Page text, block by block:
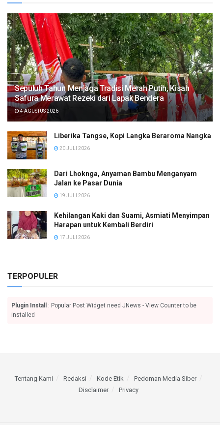
Sepuluh Tahun Menjaga Tradisi Merah Putih, Kisah
Safura Merawat Rezeki dari Lapak Bendera
4 AGUSTUS 2026
Liberika Tangse, Kopi Langka Beraroma Nangka
20 JULI 2026
Dari Lhoknga, Anyaman Bambu Menganyam
Jalan ke Pasar Dunia
19 JULI 2026
Kehilangan Kaki dan Suami, Asmiati Menyimpan
Harapan untuk Kembali Berdiri
17 JULI 2026
TERPOPULER
Plugin Install
: Popular Post Widget need JNews - View Counter to be
installed
Tentang Kami Redaksi Kode Etik
Pedoman Media Siber
Disclaimer
Privacy